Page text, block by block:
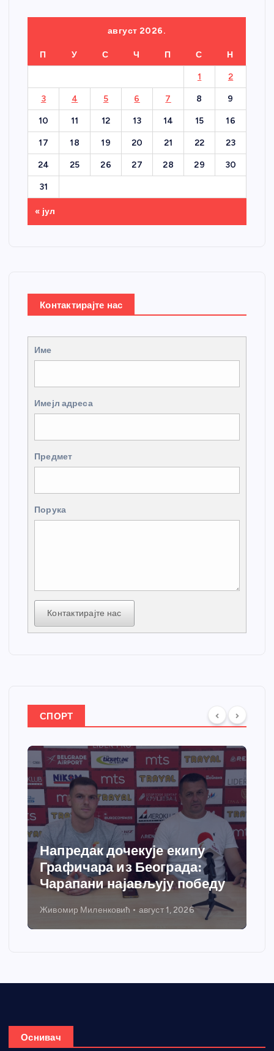
август 2026.
П У С Ч П С Н
1 2
3 4 5 6 7 8 9
10 11 12 13 14 15 16
17 18 19 20 21 22 23
24 25 26 27 28 29 30
31
« јул
Контактирајте нас
Име
Имејл адреса
Предмет
Порука
Контактирајте нас
СПОРТ
Напредак дочекује екипу
Графичара из Београда:
Чарапани најављују победу
Живомир Миленковић август 1, 2026
Оснивач